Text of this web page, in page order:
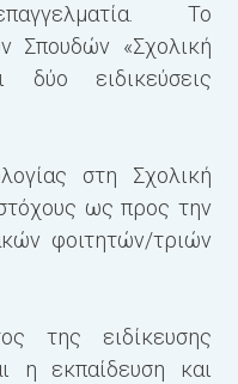
Το
Σπουδών «Σχολική
δύο ειδικεύσεις
στη Σχολική
ως προς την
φοιτητών/τριών
της ειδίκευσης
η εκπαίδευση και